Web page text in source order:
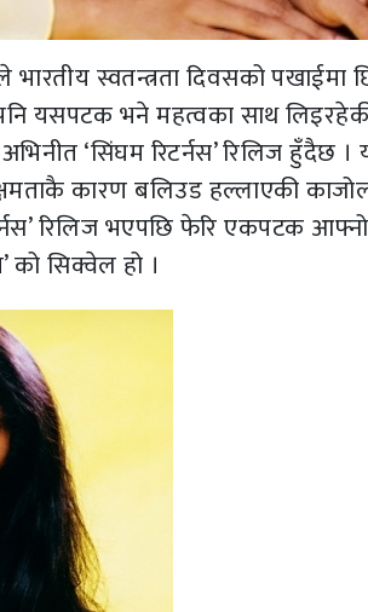
स्वतन्त्रता दिवसको पखाईमा
यसपटक भने महत्वका साथ
‘सिंघम रिटर्नस’ रिलिज हुँदैछ ।
कारण बलिउड हल्लाएकी
रिलिज भएपछि फेरि एकपटक
को सिक्वेल हो ।